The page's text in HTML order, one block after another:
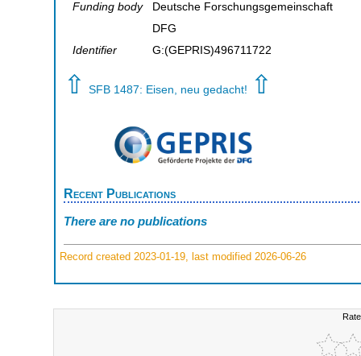
Funding body
Deutsche Forschungsgemeinschaft
DFG
Identifier
G:(GEPRIS)496711722
⇧ SFB 1487: Eisen, neu gedacht! ⇧
Recent Publications
There are no publications
Record created 2023-01-19, last modified 2026-06-26